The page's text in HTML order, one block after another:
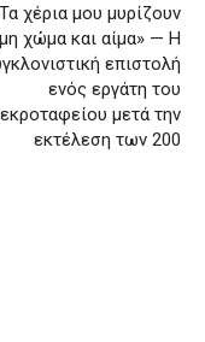
χέρια μου μυρίζουν
χώμα και αίμα» — Η
επιστολή
ενός εργάτη του
μετά την
εκτέλεση των 200